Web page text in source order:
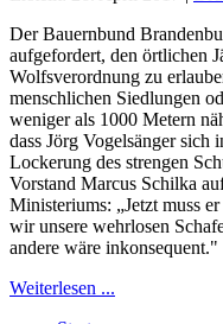
Der Bauernbund
aufgefordert, den örtlichen
Wolfsverordnung zu
menschlichen Siedlungen
weniger als 1000 Metern
dass Jörg Vogelsänger sich
Lockerung des strengen
Vorstand Marcus Schilka
Ministeriums: „Jetzt muss
wir unsere wehrlosen
andere wäre inkonsequent."
Weiterlesen ...